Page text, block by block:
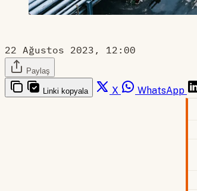
22 Ağustos 2023, 12:00
Paylaş
Linki kopyala X WhatsApp